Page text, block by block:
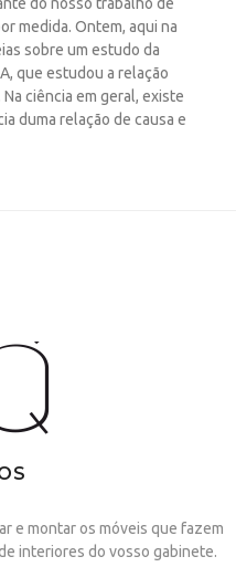
medida. Ontem, aqui na
sobre um estudo da
que estudou a relação
ciência em geral, existe
duma relação de causa e
e montar os móveis que fazem
interiores do vosso gabinete.